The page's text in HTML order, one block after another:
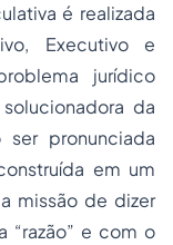
é realizada
Executivo e
jurídico
da
ser pronunciada
em um
missão de dizer
“razão” e com o